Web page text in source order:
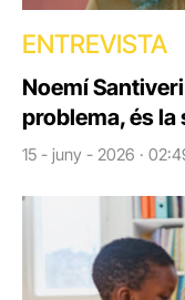
ENTREVISTA
Noemí
problema, és
15 - juny - 2026 ·